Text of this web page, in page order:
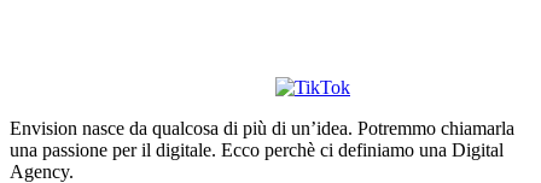
Envision nasce da qualcosa di più di un’idea. Potremmo chiamarla
una passione per il digitale. Ecco perchè ci definiamo una Digital
Agency.